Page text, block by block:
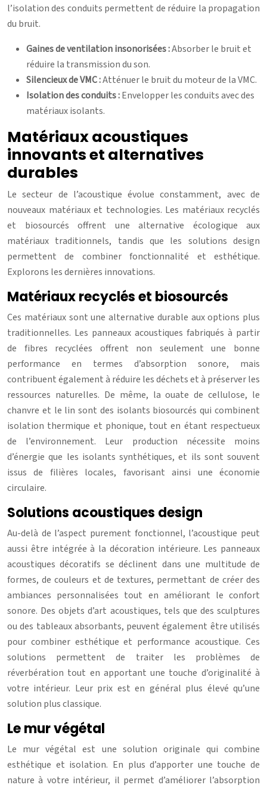
l’isolation des conduits permettent de réduire la propagation
du bruit.
Gaines de ventilation insonorisées :Absorber le bruit et
réduire la transmission du son.
Silencieux de VMC :Atténuer le bruit du moteur de la VMC.
Isolation des conduits :Envelopper les conduits avec des
matériaux isolants.
Matériaux acoustiques
innovants et alternatives
durables
Le secteur de l’acoustique évolue constamment, avec de
nouveaux matériaux et technologies. Les matériaux recyclés
et biosourcés offrent une alternative écologique aux
matériaux traditionnels, tandis que les solutions design
permettent de combiner fonctionnalité et esthétique.
Explorons les dernières innovations.
Matériaux recyclés et biosourcés
Ces matériaux sont une alternative durable aux options plus
traditionnelles. Les panneaux acoustiques fabriqués à partir
de fibres recyclées offrent non seulement une bonne
performance en termes d’absorption sonore, mais
contribuent également à réduire les déchets et à préserver les
ressources naturelles. De même, la ouate de cellulose, le
chanvre et le lin sont des isolants biosourcés qui combinent
isolation thermique et phonique, tout en étant respectueux
de l’environnement. Leur production nécessite moins
d’énergie que les isolants synthétiques, et ils sont souvent
issus de filières locales, favorisant ainsi une économie
circulaire.
Solutions acoustiques design
Au-delà de l’aspect purement fonctionnel, l’acoustique peut
aussi être intégrée à la décoration intérieure. Les panneaux
acoustiques décoratifs se déclinent dans une multitude de
formes, de couleurs et de textures, permettant de créer des
ambiances personnalisées tout en améliorant le confort
sonore. Des objets d’art acoustiques, tels que des sculptures
ou des tableaux absorbants, peuvent également être utilisés
pour combiner esthétique et performance acoustique. Ces
solutions permettent de traiter les problèmes de
réverbération tout en apportant une touche d’originalité à
votre intérieur. Leur prix est en général plus élevé qu’une
solution plus classique.
Le mur végétal
Le mur végétal est une solution originale qui combine
esthétique et isolation. En plus d’apporter une touche de
nature à votre intérieur, il permet d’améliorer l’absorption